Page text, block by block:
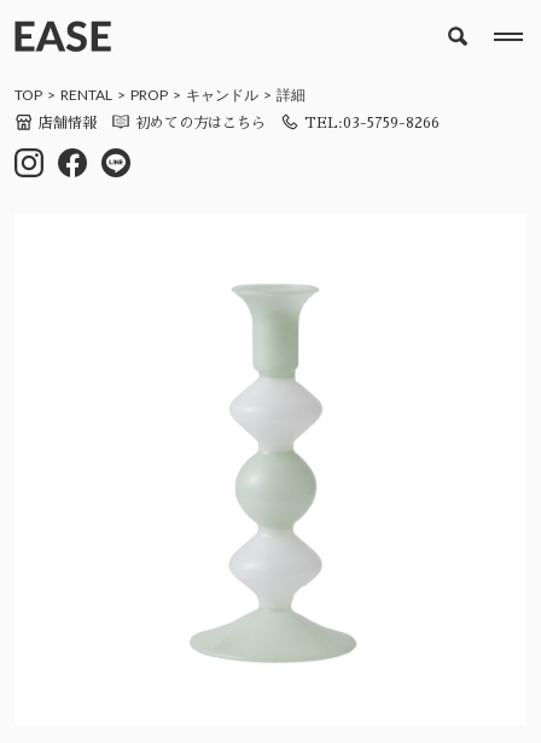
TOP RENTAL PROP キャンドル 詳細
店舗情報 初めての方はこちら TEL:03-5759-8266